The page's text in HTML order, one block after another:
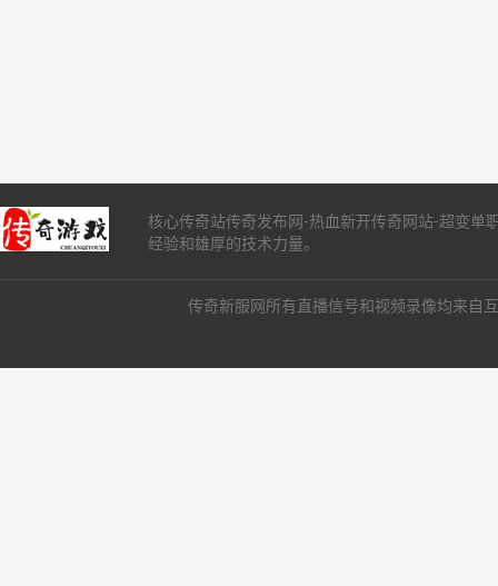
核心传奇站传奇发布网-热血新开传奇网站-超变单
经验和雄厚的技术力量。
传奇新服网所有直播信号和视频录像均来自